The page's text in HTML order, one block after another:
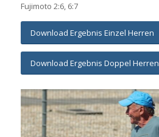
Fujimoto 2:6, 6:7
Download Ergebnis Einzel Herren
Download Ergebnis Doppel Herren